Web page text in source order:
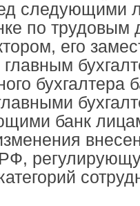
следующими
по трудовым
его
бухгалтера
банк
РФ,